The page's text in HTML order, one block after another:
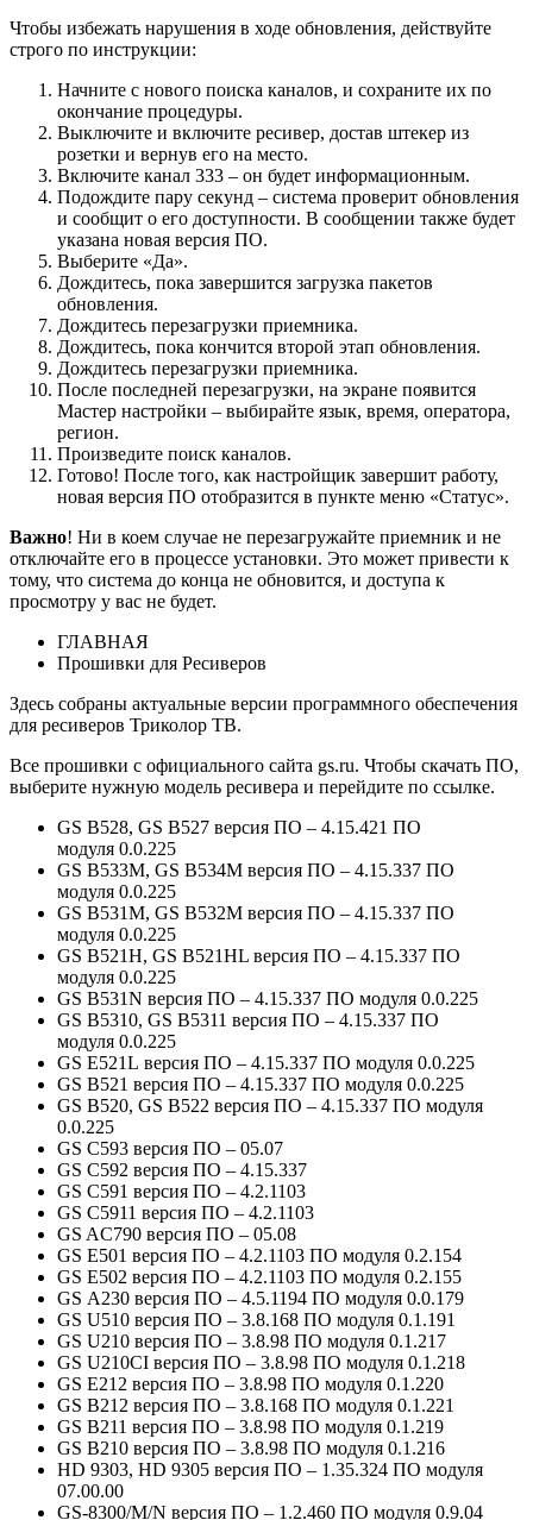
Чтобы избежать нарушения в ходе обновления, действуйте
строго по инструкции:
Начните с нового поиска каналов, и сохраните их по
окончание процедуры.
Выключите и включите ресивер, достав штекер из
розетки и вернув его на место.
Включите канал 333 – он будет информационным.
Подождите пару секунд – система проверит обновления
и сообщит о его доступности. В сообщении также будет
указана новая версия ПО.
Выберите «Да».
Дождитесь, пока завершится загрузка пакетов
обновления.
Дождитесь перезагрузки приемника.
Дождитесь, пока кончится второй этап обновления.
Дождитесь перезагрузки приемника.
После последней перезагрузки, на экране появится
Мастер настройки – выбирайте язык, время, оператора,
регион.
Произведите поиск каналов.
Готово! После того, как настройщик завершит работу,
новая версия ПО отобразится в пункте меню «Статус».
Важно! Ни в коем случае не перезагружайте приемник и не
отключайте его в процессе установки. Это может привести к
тому, что система до конца не обновится, и доступа к
просмотру у вас не будет.
ГЛАВНАЯ
Прошивки для Ресиверов
Здесь собраны актуальные версии программного обеспечения
для ресиверов Триколор ТВ.
Все прошивки с официального сайта gs.ru. Чтобы скачать ПО,
выберите нужную модель ресивера и перейдите по ссылке.
GS B528, GS B527 версия ПО – 4.15.421 ПО
модуля 0.0.225
GS B533M, GS B534M версия ПО – 4.15.337 ПО
модуля 0.0.225
GS B531M, GS B532M версия ПО – 4.15.337 ПО
модуля 0.0.225
GS B521H, GS B521HL версия ПО – 4.15.337 ПО
модуля 0.0.225
GS B531N версия ПО – 4.15.337 ПО модуля 0.0.225
GS B5310, GS B5311 версия ПО – 4.15.337 ПО
модуля 0.0.225
GS E521L версия ПО – 4.15.337 ПО модуля 0.0.225
GS B521 версия ПО – 4.15.337 ПО модуля 0.0.225
GS B520, GS B522 версия ПО – 4.15.337 ПО модуля
0.0.225
GS C593 версия ПО – 05.07
GS C592 версия ПО – 4.15.337
GS C591 версия ПО – 4.2.1103
GS C5911 версия ПО – 4.2.1103
GS AC790 версия ПО – 05.08
GS E501 версия ПО – 4.2.1103 ПО модуля 0.2.154
GS E502 версия ПО – 4.2.1103 ПО модуля 0.2.155
GS А230 версия ПО – 4.5.1194 ПО модуля 0.0.179
GS U510 версия ПО – 3.8.168 ПО модуля 0.1.191
GS U210 версия ПО – 3.8.98 ПО модуля 0.1.217
GS U210CI версия ПО – 3.8.98 ПО модуля 0.1.218
GS E212 версия ПО – 3.8.98 ПО модуля 0.1.220
GS B212 версия ПО – 3.8.168 ПО модуля 0.1.221
GS B211 версия ПО – 3.8.98 ПО модуля 0.1.219
GS B210 версия ПО – 3.8.98 ПО модуля 0.1.216
HD 9303, HD 9305 версия ПО – 1.35.324 ПО модуля
07.00.00
GS-8300/M/N версия ПО – 1.2.460 ПО модуля 0.9.04